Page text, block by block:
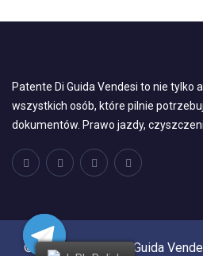
Patente Di Guida Vendesi to nie tylko
wszystkich osób, które pilnie
dokumentów. Prawo jazdy,
© 2024, Patente Di Guida